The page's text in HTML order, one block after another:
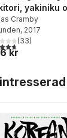
yakiniku
BBQ
Cramby
, 2017
5 stjärnor.
(33)
kr